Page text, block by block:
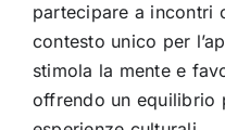
partecipare a incontri
contesto unico per
stimola la mente e
offrendo un equilibrio